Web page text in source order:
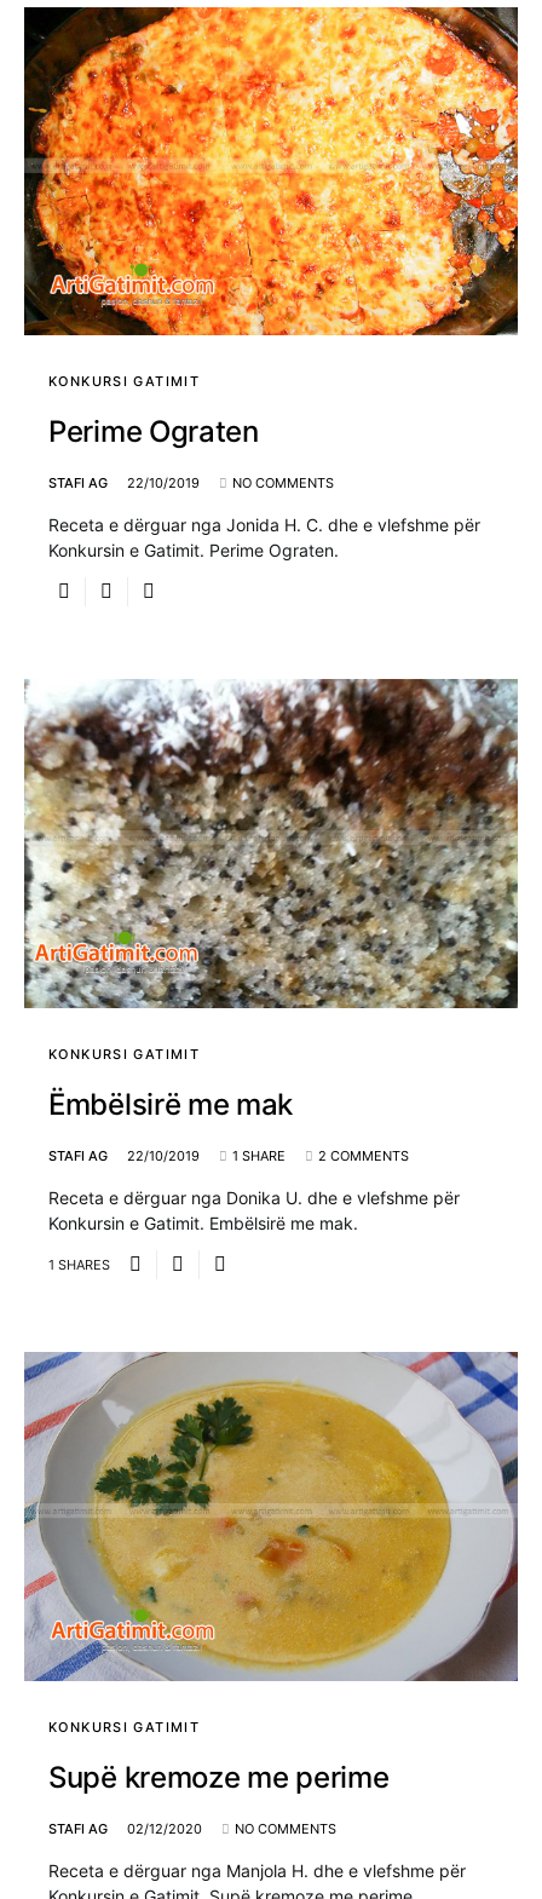
KONKURSI GATIMIT
Perime Ograten
STAFI AG 22/10/2019 NO COMMENTS
Receta e dërguar nga Jonida H. C. dhe e vlefshme për
Konkursin e Gatimit. Perime Ograten.
KONKURSI GATIMIT
Ëmbëlsirë me mak
STAFI AG 22/10/2019 1 SHARE 2 COMMENTS
Receta e dërguar nga Donika U. dhe e vlefshme për
Konkursin e Gatimit. Embëlsirë me mak.
1 SHARES
KONKURSI GATIMIT
Supë kremoze me perime
STAFI AG 02/12/2020 NO COMMENTS
Receta e dërguar nga Manjola H. dhe e vlefshme për